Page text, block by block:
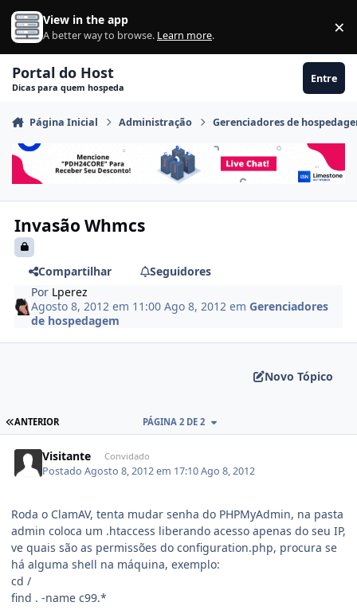
Ir para conteúdo
View in the app
A better way to browse. Learn more. ×
Portal do Host
Dicas para quem hospeda
Entre
Página Inicial Administração Gerenciadores de
Invasão Whmcs
Compartilhar
Seguidores
Por Lperez
Agosto 8, 2012 em 11:00Ago 8, 2012 emGerenciadores
de hospedagem
Novo Tópico
ANTERIOR PÁGINA 2 DE 2
Visitante Convidado
PostadoAgosto 8, 2012 em 17:10Ago 8, 2012
Roda o ClamAV, tenta mudar senha do PHPMyAdmin, na pasta
admin coloca um .htaccess liberando acesso apenas do seu IP,
ve quais são as permissões do configuration.php, procura se
há alguma shell na máquina, exemplo:
cd /
find . -name c99.*